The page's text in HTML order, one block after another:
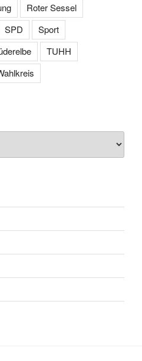
Roter Sessel
SPD
Sport
TUHH